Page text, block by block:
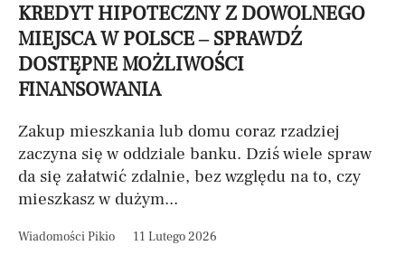
KREDYT HIPOTECZNY Z DOWOLNEGO
MIEJSCA W POLSCE – SPRAWDŹ
DOSTĘPNE MOŻLIWOŚCI
FINANSOWANIA
Zakup mieszkania lub domu coraz rzadziej
zaczyna się w oddziale banku. Dziś wiele spraw
da się załatwić zdalnie, bez względu na to, czy
mieszkasz w dużym...
Wiadomości Pikio 11 Lutego 2026